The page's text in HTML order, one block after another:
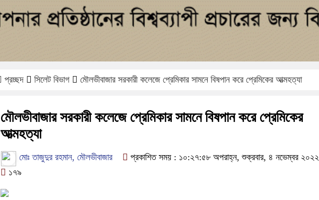
প্রচ্ছদ সিলেট বিভাগ মৌলভীবাজার সরকারী কলেজে প্রেমিকার সামনে বিষপান করে প্রেমিকের আত্মহত্যা
মৌলভীবাজার সরকারী কলেজে প্রেমিকার সামনে বিষপান করে প্রেমিকের
আত্মহত্যা
মোঃ তাজুদুর রহমান, মৌলভীবাজার
প্রকাশিত সময় : ১০:২৭:৫৮ অপরাহ্ন, শুক্রবার, ৪ নভেম্বর ২০২২
১৭৯